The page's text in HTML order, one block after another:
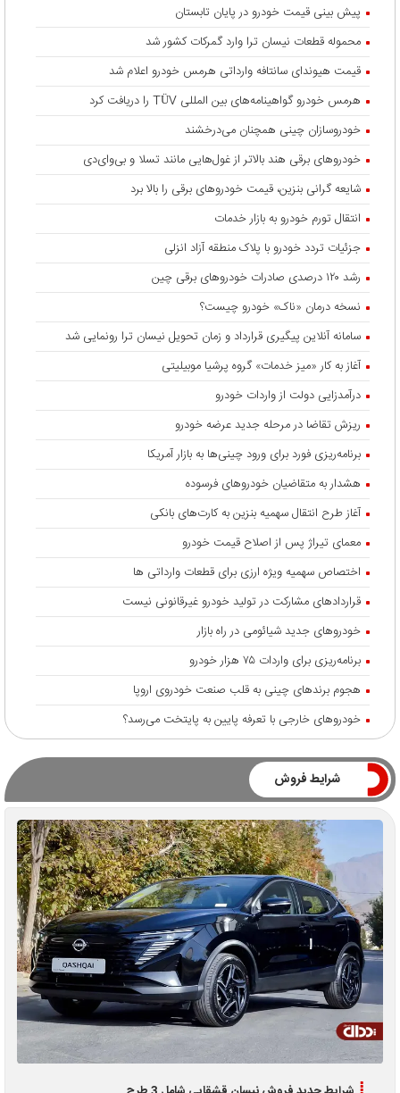
پیش بینی قیمت خودرو در پایان تابستان
محموله قطعات نیسان ترا وارد گمرکات کشور شد
قیمت هیوندای سانتافه وارداتی هرمس خودرو اعلام شد
هرمس خودرو گواهینامه‌های بین المللی TÜV را دریافت کرد
خودروسازان چینی همچنان می‌درخشند
خودروهای برقی هند بالاتر از غول‌هایی مانند تسلا و بی‌وای‌دی
شایعه گرانی بنزین، قیمت خودروهای برقی را بالا برد
انتقال تورم خودرو به بازار خدمات
جزئیات تردد خودرو با پلاک منطقه آزاد انزلی
رشد ۱۲۰ درصدی صادرات خودروهای برقی چین
نسخه درمان «ناک» خودرو چیست؟
سامانه آنلاین پیگیری قرارداد‌ و زمان تحویل نیسان ترا رونمایی شد
آغاز به کار «میز خدمات» گروه پرشیا موبیلیتی
درآمدزایی دولت از واردات خودرو
ریزش تقاضا در مرحله جدید عرضه خودرو
برنامه‌ریزی فورد برای ورود چینی‌ها به بازار آمریکا
هشدار به متقاضیان خودروهای فرسوده
آغاز طرح انتقال سهمیه بنزین به کارت‌های بانکی
معمای تیراژ پس از اصلاح قیمت خودرو
اختصاص سهمیه ویژه ارزی برای قطعات وارداتی ها
قراردادهای مشارکت در تولید خودرو غیرقانونی نیست
خودروهای جدید شیائومی در راه بازار
برنامه‌ریزی برای واردات ۷۵ هزار خودرو
هجوم برندهای چینی به قلب صنعت خودروی اروپا
خودروهای خارجی با تعرفه پایین به پایتخت می‌رسد؟
شرایط فروش